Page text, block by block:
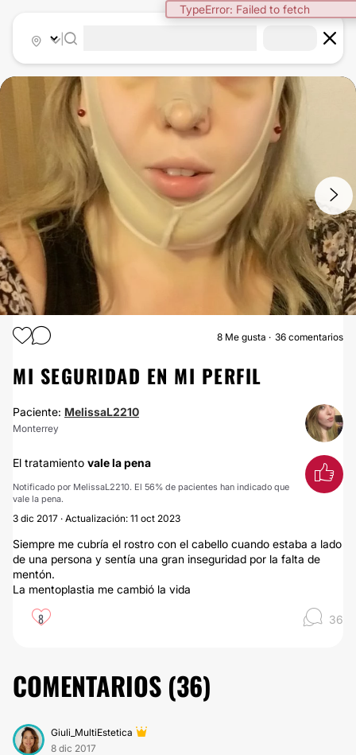
MENTOPLASTIA
8 Me gusta 36 comentarios
MI SEGURIDAD EN MI PERFIL
Paciente: MelissaL2210
Monterrey
El tratamiento vale la pena
Notificado por MelissaL2210. El 56% de pacientes han indicado que
vale la pena.
3 dic 2017 · Actualización: 11 oct 2023
Siempre me cubría el rostro con el cabello cuando estaba a lado
de una persona y sentía una gran inseguridad por la falta de
mentón.
La mentoplastia me cambió la vida
8 36
COMENTARIOS (36)
Giuli_MultiEstetica
8 dic 2017